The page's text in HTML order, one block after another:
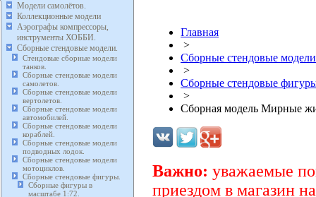
Модели самолётов.
Коллекционные модели
Аэрографы компрессоры,
инструменты ХОББИ.
Сборные стендовые модели.
Стендовые сборные модели
танков.
Сборные стендовые модели
самолетов.
Сборные стендовые модели
вертолетов.
Сборные стендовые модели
автомобилей.
Сборные стендовые модели
кораблей.
Сборные стендовые модели
подводных лодок.
Сборные стендовые модели
мотоциклов.
Сборные стендовые фигуры.
Сборные фигуры в
масштабе 1:72.
Главная
>
Сборные стендовые
>
Сборные стендовые
>
Сборная модель Мирные
Важно: уважаемые
приездом в магазин